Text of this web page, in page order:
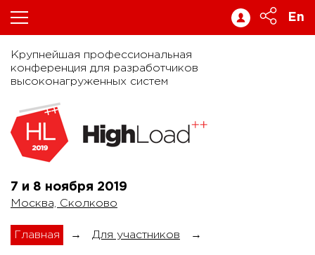
En
Крупнейшая профессиональная
конференция для разработчиков
высоконагруженных систем
7 и 8 ноября 2019
Москва, Сколково
Главная → Для участников →